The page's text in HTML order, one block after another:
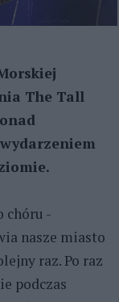
The Tall
chóru -
nasze miasto
raz. Po raz
podczas